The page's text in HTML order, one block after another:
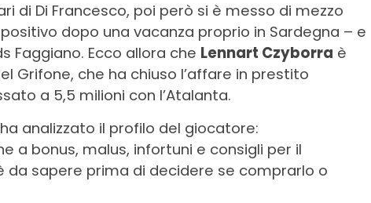
di Di Francesco, poi però si è messo di mezzo
dopo una vacanza proprio in Sardegna – e
Faggiano. Ecco allora che Lennart Czyborra è
Grifone, che ha chiuso l’affare in prestito
a 5,5 milioni con l’Atalanta.
analizzato il profilo del giocatore:
a bonus, malus, infortuni e consigli per il
da sapere prima di decidere se comprarlo o